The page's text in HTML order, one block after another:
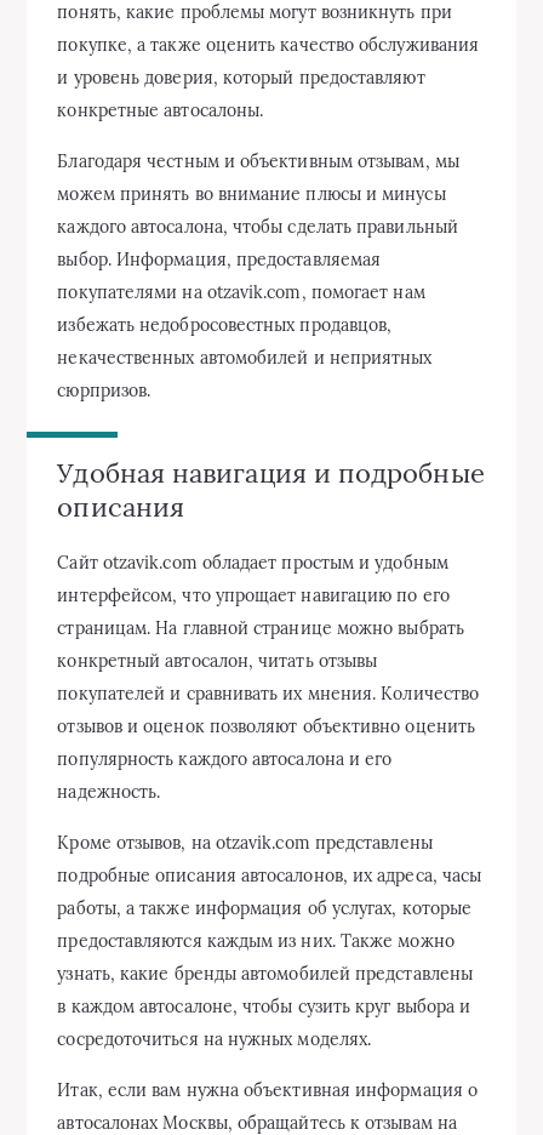
понять, какие проблемы могут возникнуть при
покупке, а также оценить качество обслуживания
и уровень доверия, который предоставляют
конкретные автосалоны.
Благодаря честным и объективным отзывам, мы
можем принять во внимание плюсы и минусы
каждого автосалона, чтобы сделать правильный
выбор. Информация, предоставляемая
покупателями на otzavik.com, помогает нам
избежать недобросовестных продавцов,
некачественных автомобилей и неприятных
сюрпризов.
Удобная навигация и подробные
описания
Сайт otzavik.com обладает простым и удобным
интерфейсом, что упрощает навигацию по его
страницам. На главной странице можно выбрать
конкретный автосалон, читать отзывы
покупателей и сравнивать их мнения. Количество
отзывов и оценок позволяют объективно оценить
популярность каждого автосалона и его
надежность.
Кроме отзывов, на otzavik.com представлены
подробные описания автосалонов, их адреса, часы
работы, а также информация об услугах, которые
предоставляются каждым из них. Также можно
узнать, какие бренды автомобилей представлены
в каждом автосалоне, чтобы сузить круг выбора и
сосредоточиться на нужных моделях.
Итак, если вам нужна объективная информация о
автосалонах Москвы, обращайтесь к отзывам на